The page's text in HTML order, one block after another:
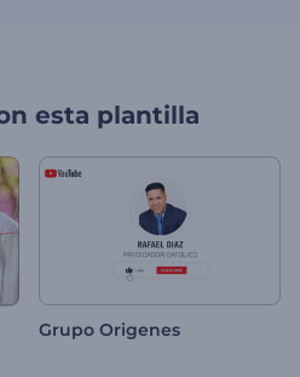
esta plantilla
Grupo Origenes